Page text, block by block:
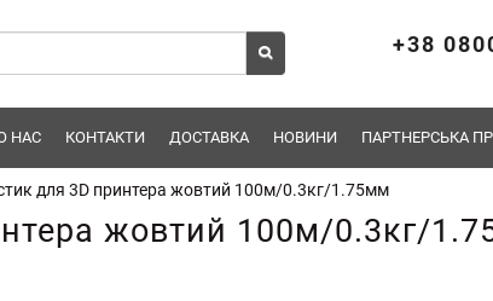
+38
НАС КОНТАКТИ ДОСТАВКА НОВИНИ ПАРТНЕРСЬКА
для 3D принтера жовтий 100м/0.3кг/1.75мм
жовтий 100м/0.3кг/